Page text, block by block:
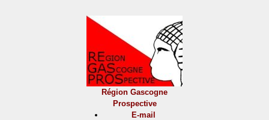
Région Gascogne
Prospective
E-mail